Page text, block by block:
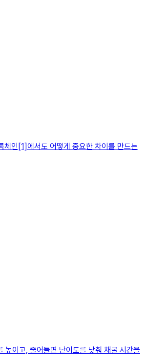
체인[1]에서도 어떻게 중요한 차이를 만드는
이고, 줄어들면 난이도를 낮춰 채굴 시간을